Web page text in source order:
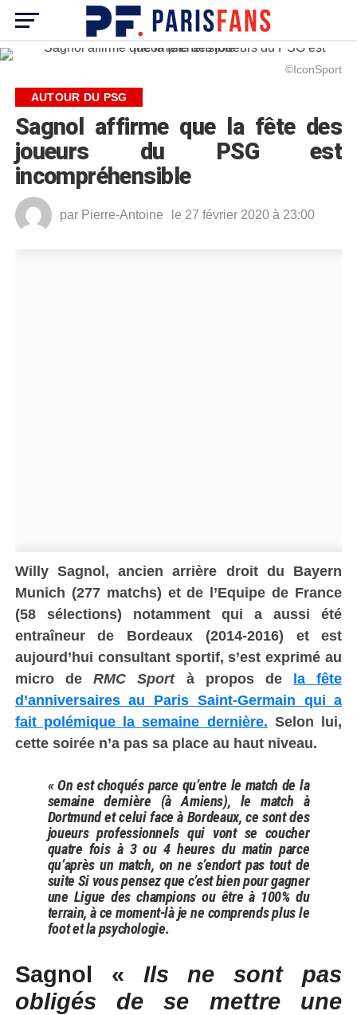
©IconSport
AUTOUR DU PSG
Sagnol affirme que la fête des
joueurs du PSG est
incompréhensible
par Pierre-Antoine le 27 février 2020 à 23:00
Willy Sagnol, ancien arrière droit du Bayern
Munich (277 matchs) et de l’Equipe de France
(58 sélections) notamment qui a aussi été
entraîneur de Bordeaux (2014-2016) et est
aujourd’hui consultant sportif, s’est exprimé au
micro deRMC Sport à propos de la fête
d’anniversaires au Paris Saint-Germain qui a
fait polémique la semaine dernière. Selon lui,
cette soirée n’a pas sa place au haut niveau.
« On est choqués parce qu’entre le match de la
semaine dernière (à Amiens), le match à
Dortmund et celui face à Bordeaux, ce sont des
joueurs professionnels qui vont se coucher
quatre fois à 3 ou 4 heures du matin parce
qu’après un match, on ne s’endort pas tout de
suite Si vous pensez que c’est bien pour gagner
une Ligue des champions ou être à 100% du
terrain, à ce moment-là je ne comprends plus le
foot et la psychologie.
Sagnol « Ils ne sont pas
obligés de se mettre une